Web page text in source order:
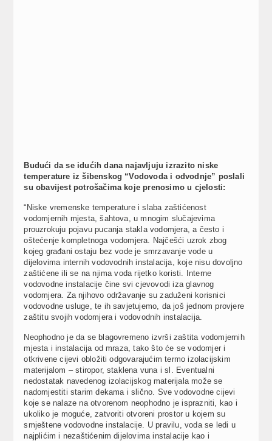
Budući da se idućih dana najavljuju izrazito niske
temperature iz šibenskog “Vodovoda i odvodnje” poslali
su obavijest potrošačima koje prenosimo u cjelosti:
“Niske vremenske temperature i slaba zaštićenost
vodomjernih mjesta, šahtova, u mnogim slučajevima
prouzrokuju pojavu pucanja stakla vodomjera, a često i
oštećenje kompletnoga vodomjera. Najčešći uzrok zbog
kojeg građani ostaju bez vode je smrzavanje vode u
dijelovima internih vodovodnih instalacija, koje nisu dovoljno
zaštićene ili se na njima voda rijetko koristi. Interne
vodovodne instalacije čine svi cjevovodi iza glavnog
vodomjera. Za njihovo održavanje su zaduženi korisnici
vodovodne usluge, te ih savjetujemo, da još jednom provjere
zaštitu svojih vodomjera i vodovodnih instalacija.
Neophodno je da se blagovremeno izvrši zaštita vodomjernih
mjesta i instalacija od mraza, tako što će se vodomjer i
otkrivene cijevi obložiti odgovarajućim termo izolacijskim
materijalom – stiropor, staklena vuna i sl. Eventualni
nedostatak navedenog izolacijskog materijala može se
nadomjestiti starim dekama i slično. Sve vodovodne cijevi
koje se nalaze na otvorenom neophodno je isprazniti, kao i
ukoliko je moguće, zatvoriti otvoreni prostor u kojem su
smještene vodovodne instalacije. U pravilu, voda se ledi u
najplićim i nezaštićenim dijelovima instalacije kao i